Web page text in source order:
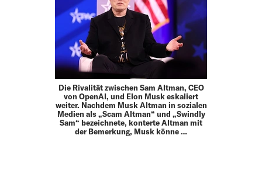
Die Rivalität zwischen Sam Altman, CEO
von OpenAI, und Elon Musk eskaliert
weiter. Nachdem Musk Altman in sozialen
Medien als „Scam Altman“ und „Swindly
Sam“ bezeichnete, konterte Altman mit
der Bemerkung, Musk könne …